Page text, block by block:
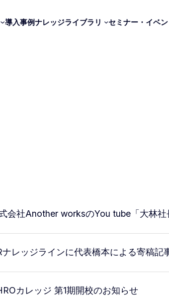
導入事例ナレッジライブラリ セミナー・イベ
会社Another worksのYou tube「大林
ナレッジラインに代表橋本による寄稿記
カレッジ 第1期開校のお知らせ